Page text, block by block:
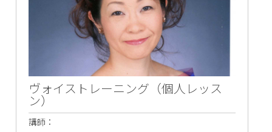
ヴォイストレーニング（個人レッス
ン）
講師：